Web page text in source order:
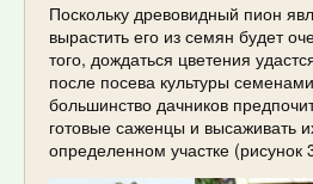
Поскольку древовидный пион
вырастить его из семян будет
того, дождаться цветения
после посева культуры
большинство дачников
готовые саженцы и высаживать
определенном участке (рисунок